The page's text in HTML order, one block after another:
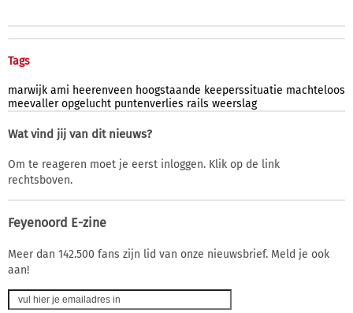
Tags
marwijk ami heerenveen hoogstaande keeperssituatie machteloos
meevaller opgelucht puntenverlies rails weerslag
Wat vind jij van dit nieuws?
Om te reageren moet je eerst inloggen. Klik op de link
rechtsboven.
Feyenoord E-zine
Meer dan 142.500 fans zijn lid van onze nieuwsbrief. Meld je ook
aan!